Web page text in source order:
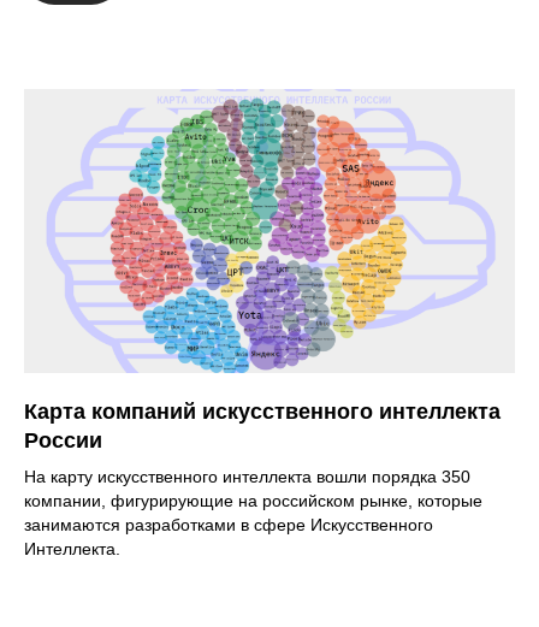
Карта компаний искусственного интеллекта
России
На карту искусственного интеллекта вошли порядка 350
компании, фигурирующие на российском рынке, которые
занимаются разработками в сфере Искусственного
Интеллекта.